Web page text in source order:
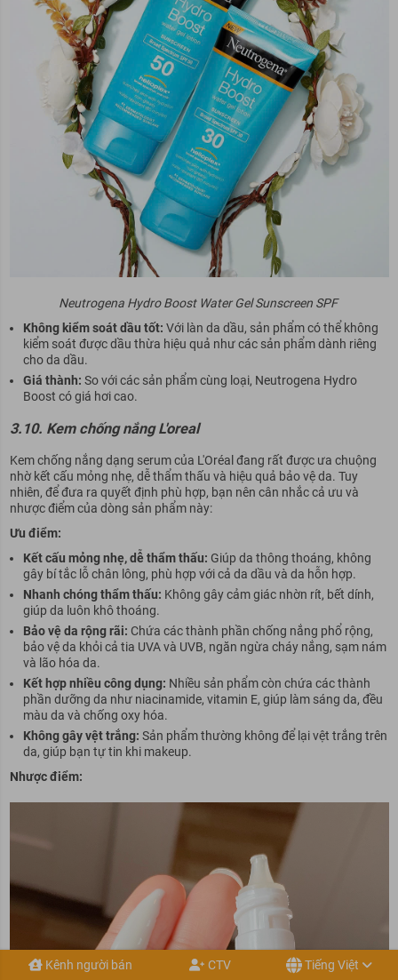
Neutrogena Hydro Boost Water Gel Sunscreen SPF
Không kiểm soát dầu tốt: Với làn da dầu, sản phẩm có thể không
kiểm soát được dầu thừa hiệu quả như các sản phẩm dành riêng
cho da dầu.
Giá thành: So với các sản phẩm cùng loại, Neutrogena Hydro
Boost có giá hơi cao.
3.10. Kem chống nắng L'oreal
Kem chống nắng dạng serum của L'Oréal đang rất được ưa chuộng
nhờ kết cấu mỏng nhẹ, dễ thẩm thấu và hiệu quả bảo vệ da. Tuy
nhiên, để đưa ra quyết định phù hợp, bạn nên cân nhắc cả ưu và
nhược điểm của dòng sản phẩm này:
Ưu điểm:
Kết cấu mỏng nhẹ, dễ thẩm thấu: Giúp da thông thoáng, không
gây bí tắc lỗ chân lông, phù hợp với cả da dầu và da hỗn hợp.
Nhanh chóng thẩm thấu: Không gây cảm giác nhờn rít, bết dính,
giúp da luôn khô thoáng.
Bảo vệ da rộng rãi: Chứa các thành phần chống nắng phổ rộng,
bảo vệ da khỏi cả tia UVA và UVB, ngăn ngừa cháy nắng, sạm nám
và lão hóa da.
Kết hợp nhiều công dụng: Nhiều sản phẩm còn chứa các thành
phần dưỡng da như niacinamide, vitamin E, giúp làm sáng da, đều
màu da và chống oxy hóa.
Không gây vệt trắng: Sản phẩm thường không để lại vệt trắng trên
da, giúp bạn tự tin khi makeup.
Nhược điểm:
Kênh người bán CTV Tiếng Việt